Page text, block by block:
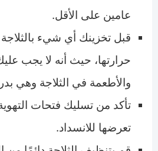
عامين على الأقل.
قبل تخزينك أي شيء
حرارتها، حيث أنه لا يجب
والأطعمة في الثلاجة وهي
تأكد من تسليك فتحات
تعرضها للانسداد.